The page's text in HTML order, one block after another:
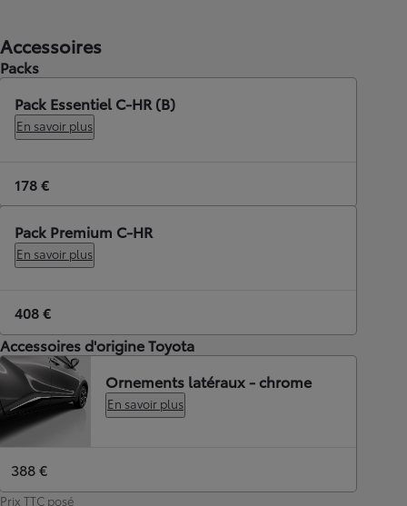
Accessoires
Packs
Pack Essentiel C-HR (B)
En savoir plus
178 €
Pack Premium C-HR
En savoir plus
408 €
Accessoires d'origine Toyota
Ornements latéraux - chrome
En savoir plus
388 €
Prix TTC posé